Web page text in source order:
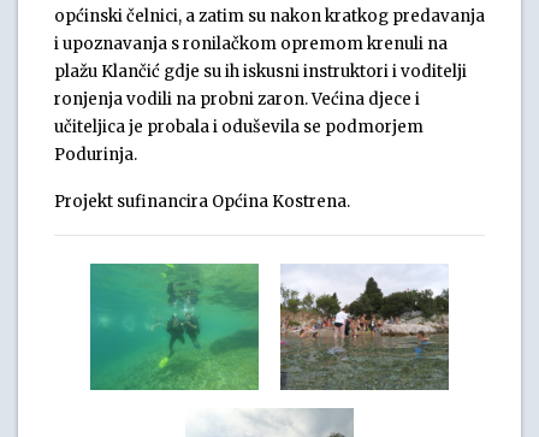
općinski čelnici, a zatim su nakon kratkog predavanja
i upoznavanja s ronilačkom opremom krenuli na
plažu Klančić gdje su ih iskusni instruktori i voditelji
ronjenja vodili na probni zaron. Većina djece i
učiteljica je probala i oduševila se podmorjem
Podurinja.
Projekt sufinancira Općina Kostrena.